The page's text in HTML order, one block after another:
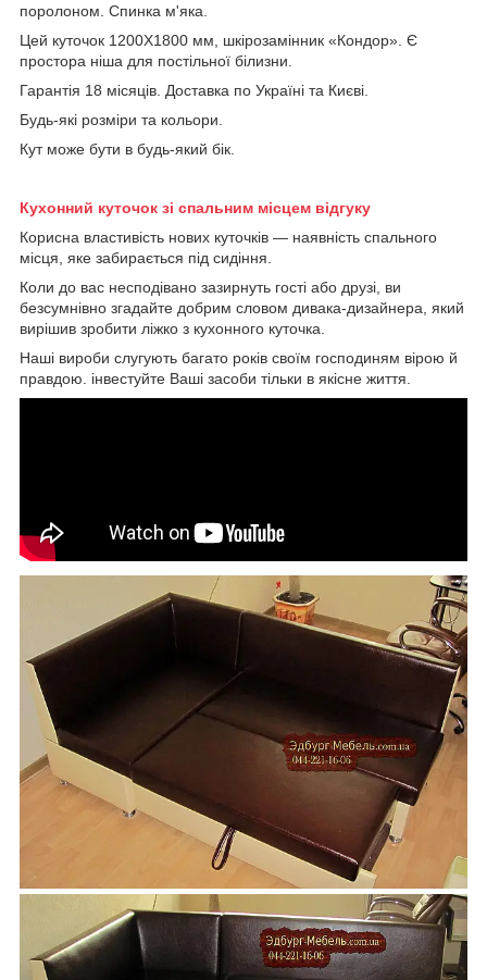
поролоном. Спинка м'яка.
Цей куточок 1200Х1800 мм, шкірозамінник «Кондор». Є
простора ніша для постільної білизни.
Гарантія 18 місяців. Доставка по Україні та Києві.
Будь-які розміри та кольори.
Кут може бути в будь-який бік.
Кухонний куточок зі спальним місцем відгуку
Корисна властивість нових куточків — наявність спального
місця, яке забирається під сидіння.
Коли до вас несподівано зазирнуть гості або друзі, ви
безсумнівно згадайте добрим словом дивака-дизайнера, який
вирішив зробити ліжко з кухонного куточка.
Наші вироби слугують багато років своїм господиням вірою й
правдою. інвестуйте Ваші засоби тільки в якісне життя.